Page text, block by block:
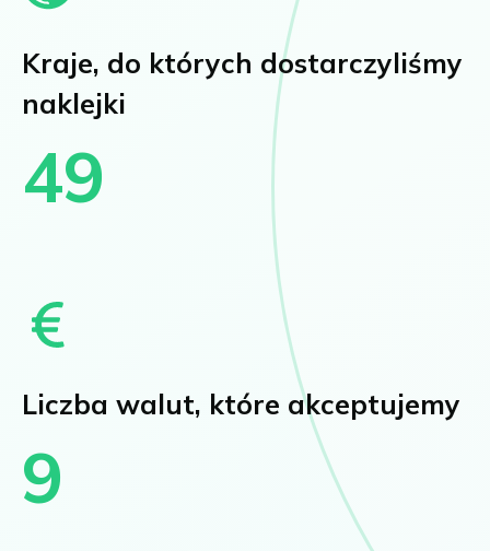
Kraje, do których dostarczyliśmy
naklejki
49
Liczba walut, które akceptujemy
9